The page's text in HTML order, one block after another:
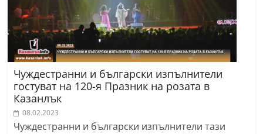
Чуждестранни и български изпълнители
гостуват на 120-я Празник на розата в
Казанлък
08.02.2023
Чуждестранни и български изпълнители тази